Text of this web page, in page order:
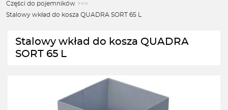
Części do pojemników >>>
Stalowy wkład do kosza QUADRA SORT 65 L
Stalowy wkład do kosza QUADRA
SORT 65 L